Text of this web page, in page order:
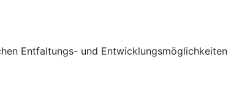
Entfaltungs- und Entwicklungsmöglichkeiten